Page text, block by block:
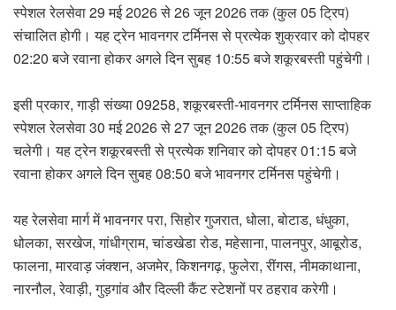
स्पेशल रेलसेवा 29 मई 2026 से 26 जून 2026 तक (कुल 05 ट्रिप)
संचालित होगी। यह ट्रेन भावनगर टर्मिनस से प्रत्येक शुक्रवार को दोपहर
02:20 बजे रवाना होकर अगले दिन सुबह 10:55 बजे शकूरबस्ती पहुंचेगी।
इसी प्रकार, गाड़ी संख्या 09258, शकूरबस्ती-भावनगर टर्मिनस साप्ताहिक
स्पेशल रेलसेवा 30 मई 2026 से 27 जून 2026 तक (कुल 05 ट्रिप)
चलेगी। यह ट्रेन शकूरबस्ती से प्रत्येक शनिवार को दोपहर 01:15 बजे
रवाना होकर अगले दिन सुबह 08:50 बजे भावनगर टर्मिनस पहुंचेगी।
यह रेलसेवा मार्ग में भावनगर परा, सिहोर गुजरात, धोला, बोटाड, धंधुका,
धोलका, सरखेज, गांधीग्राम, चांडखेडा रोड, महेसाना, पालनपुर, आबूरोड,
फालना, मारवाड़ जंक्शन, अजमेर, किशनगढ़, फुलेरा, रींगस, नीमकाथाना,
नारनौल, रेवाड़ी, गुड़गांव और दिल्ली कैंट स्टेशनों पर ठहराव करेगी।